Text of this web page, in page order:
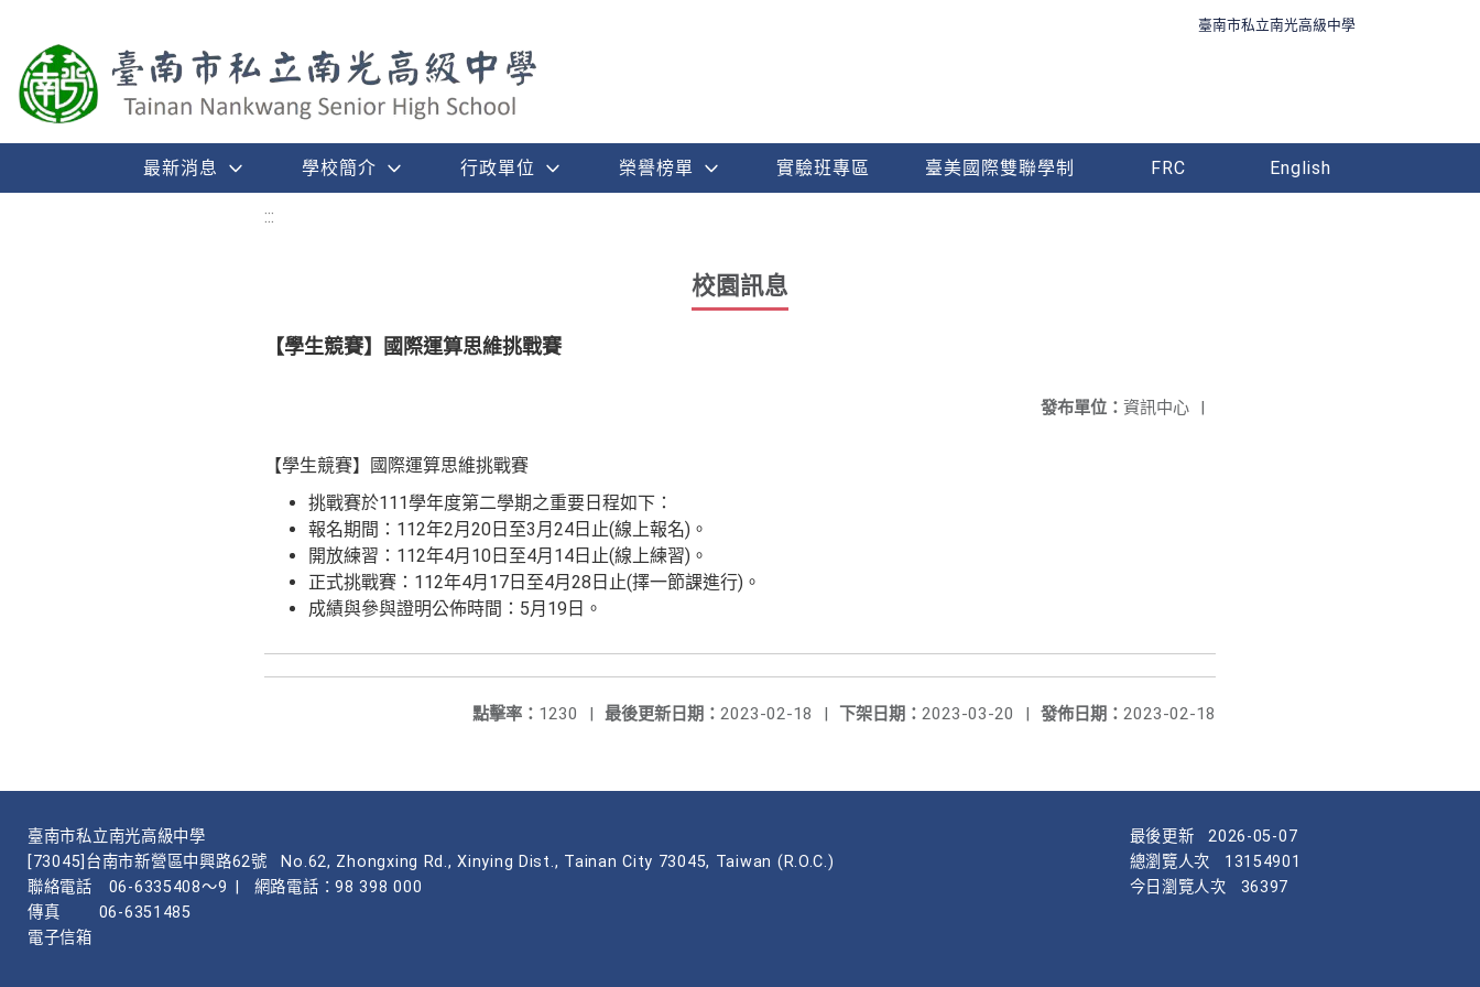
臺南市私立南光高級中學
最新消息 學校簡介 行政單位 榮譽榜單 實驗班專區 臺美國際雙聯學制 FRC English
:::
校園訊息
【學生競賽】國際運算思維挑戰賽
發布單位： 資訊中心 |
【學生競賽】國際運算思維挑戰賽
挑戰賽於111學年度第二學期之重要日程如下：
報名期間：112年2月20日至3月24日止(線上報名)。
開放練習：112年4月10日至4月14日止(線上練習)。
正式挑戰賽：112年4月17日至4月28日止(擇一節課進行)。
成績與參與證明公佈時間：5月19日。
發佈日期： 2023-02-18
下架日期： 2023-03-20 |
最後更新日期： 2023-02-18 |
點擊率： 1230 |
臺南市私立南光高級中學
[73045]台南市新營區中興路62號
No.62, Zhongxing Rd., Xinying Dist., Tainan City 73045, Taiwan (R.O.C.)
聯絡電話
06-6335408～9
網路電話：98 398 000
傳真
06-6351485
電子信箱
最後更新
2026-05-07
總瀏覽人次
13154901
今日瀏覽人次
36397